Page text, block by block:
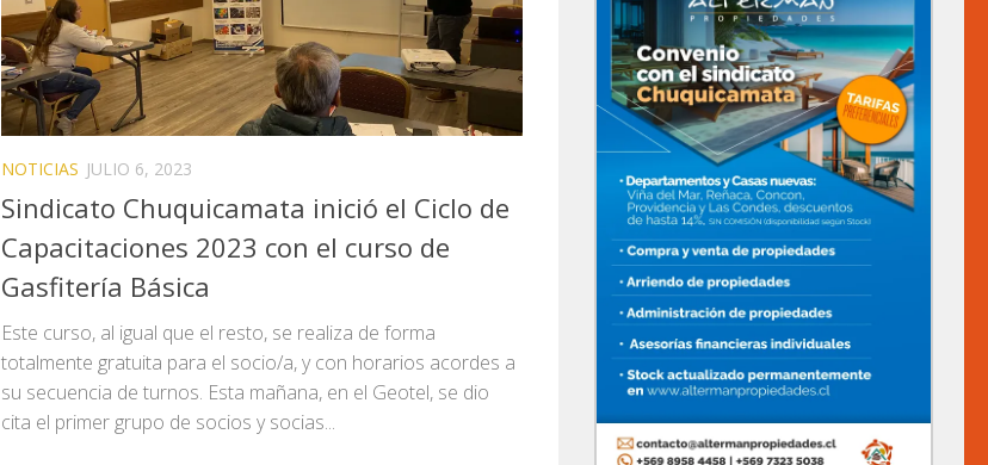
NOTICIAS JULIO 6, 2023
Sindicato Chuquicamata inició el Ciclo de
Capacitaciones 2023 con el curso de
Gasfitería Básica
Este curso, al igual que el resto, se realiza de forma
totalmente gratuita para el socio/a, y con horarios acordes a
su secuencia de turnos. Esta mañana, en el Geotel, se dio
cita el primer grupo de socios y socias...